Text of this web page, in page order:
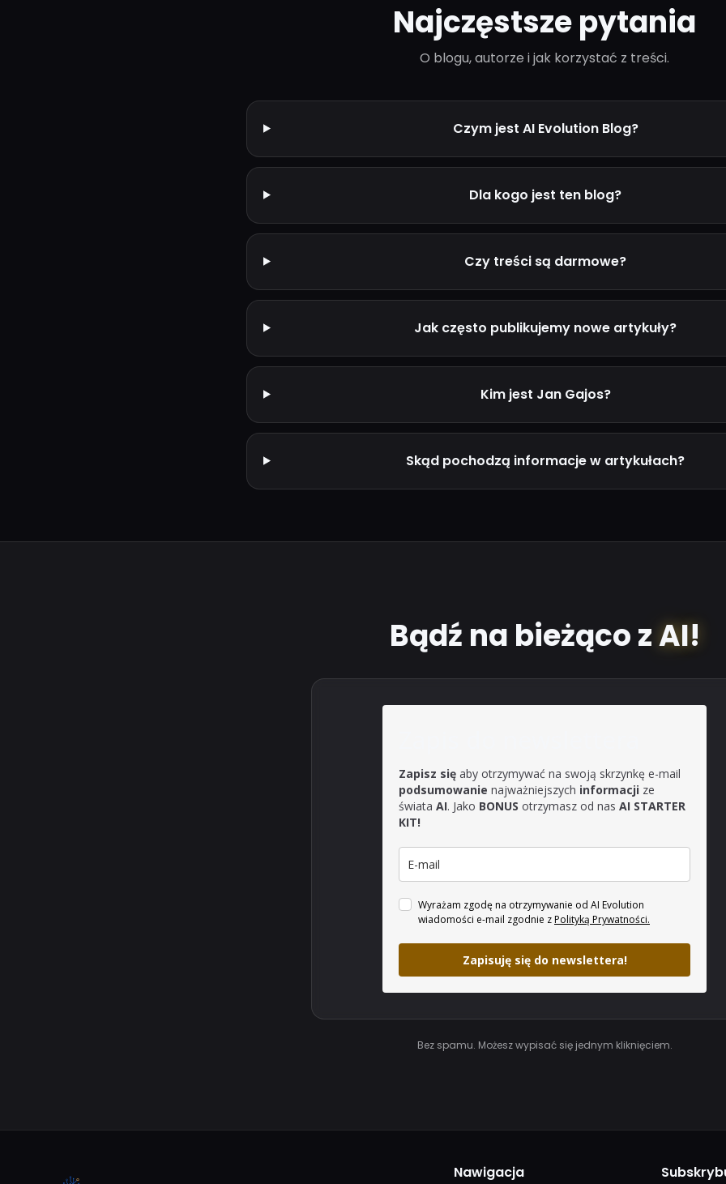
Najczęstsze pytania
O blogu, autorze i jak korzystać z treści.
Czym jest AI Evolution Blog?
Dla kogo jest ten blog?
Czy treści są darmowe?
Jak często publikujemy nowe artykuły?
Kim jest Jan Gajos?
Skąd pochodzą informacje w artykułach?
Bądź na bieżąco zAI!
Zapisz się aby otrzymywać na swoją skrzynkę e-mail
podsumowanie najważniejszych informacji ze
świata AI. Jako BONUS otrzymasz od nas AI STARTER
KIT!
Wyrażam zgodę na otrzymywanie od AI Evolution
wiadomości e-mail zgodnie zPolityką Prywatności.
Zapisuję się do newslettera!
Bez spamu. Możesz wypisać się jednym kliknięciem.
Nawigacja